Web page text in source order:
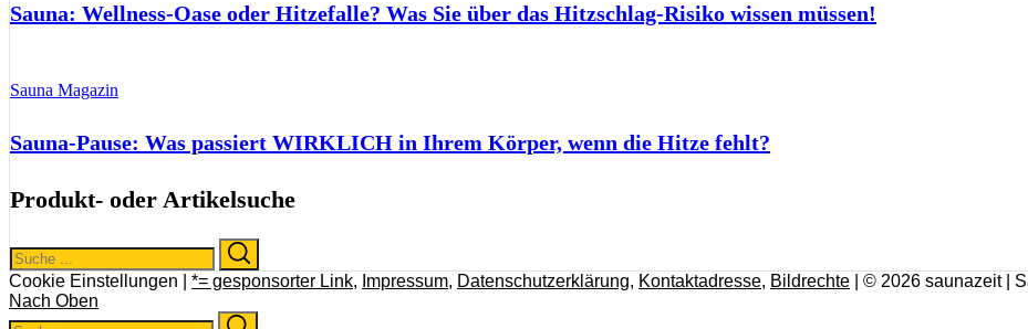
Sauna: Wellness-Oase oder Hitzefalle? Was Sie über das Hitzschlag-Risiko wissen müssen!
Sauna Magazin
Sauna-Pause: Was passiert WIRKLICH in Ihrem Körper, wenn die Hitze fehlt?
Produkt- oder Artikelsuche
Search
for:
Cookie Einstellungen | *= gesponsorter Link, Impressum, Datenschutzerklärung, Kontaktadresse, Bildrechte | © 2026 saunazeit |
Nach Oben
Search